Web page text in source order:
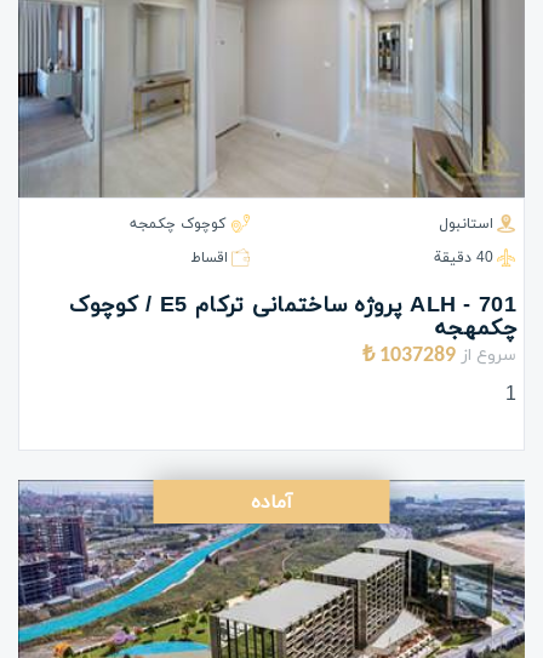
استانبول
کوچوک چکمجه
40 دقيقة
اقساط
ALH - 701 پروژه ساختمانی ترکام E5 / کوچوک
چکمهجه
سروع از 1037289 ₺
1
آماده